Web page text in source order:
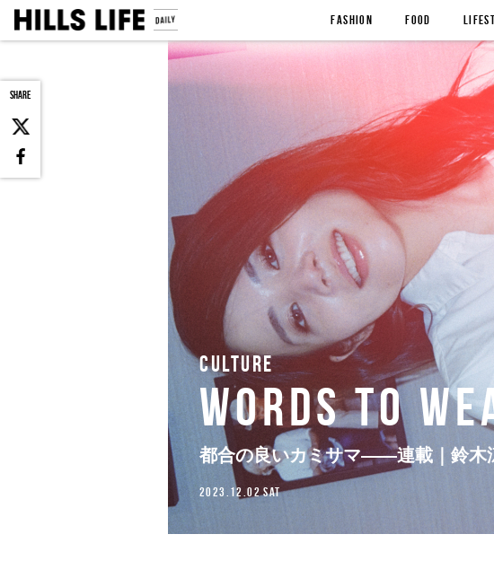
FASHION FOOD
SHARE
CULTURE
WORDS TO
都合の良いカミサマ——連載｜鈴木
2023.12.02 SAT